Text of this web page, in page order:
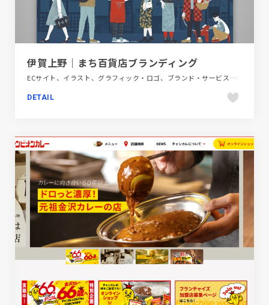
伊賀上野｜まち百貨店ブランディング
ECサイト、イラスト、グラフィック・ロゴ、ブランド・サービスサイト、ブルー系、動画が流れる、地域・団体・活動、第一次産業・SDGs・地方創生、飲食店・グルメ・ウェディング
DETAIL